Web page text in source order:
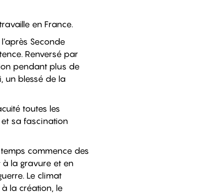
en France.
Seconde
Renversé par
pendant plus de
un blessé de la
toutes les
sa fascination
commence des
à la gravure et en
Le climat
à la création, le